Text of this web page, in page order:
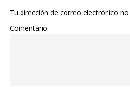
Tu dirección de correo electrónico no
Comentario